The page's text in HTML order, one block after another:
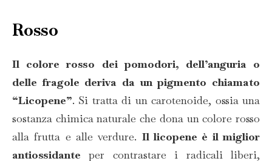
Rosso
Il colore rosso dei pomodori, dell’anguria o
delle fragole deriva da un pigmento chiamato
“Licopene”. Si tratta di un carotenoide, ossia una
sostanza chimica naturale che dona un colore rosso
alla frutta e alle verdure. Il licopene è il miglior
antiossidante per contrastare i radicali liberi,